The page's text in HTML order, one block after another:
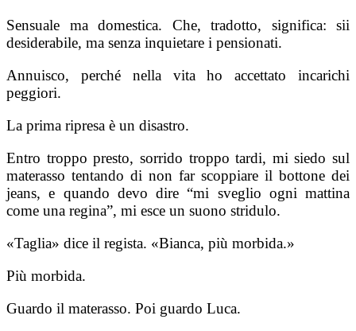
Sensuale ma domestica. Che, tradotto, significa: sii
desiderabile, ma senza inquietare i pensionati.
Annuisco, perché nella vita ho accettato incarichi
peggiori.
La prima ripresa è un disastro.
Entro troppo presto, sorrido troppo tardi, mi siedo sul
materasso tentando di non far scoppiare il bottone dei
jeans, e quando devo dire “mi sveglio ogni mattina
come una regina”, mi esce un suono stridulo.
«Taglia» dice il regista. «Bianca, più morbida.»
Più morbida.
Guardo il materasso. Poi guardo Luca.